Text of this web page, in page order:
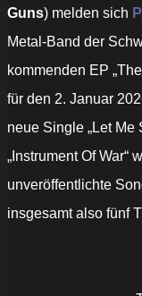
Guns) melden sich
Metal-Band der
kommenden EP
für den 2. Januar
neue Single „Let Me
„Instrument Of War“
unveröffentlichte
insgesamt also fünf